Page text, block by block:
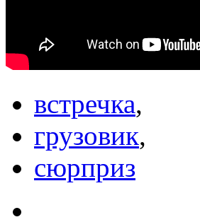
встречка,
грузовик,
сюрприз